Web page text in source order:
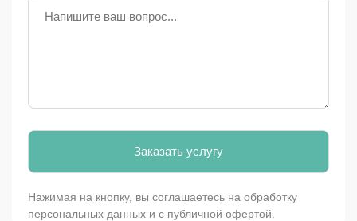
Нажимая на кнопку, вы соглашаетесь на обработку
персональных данных и с публичной офертой.